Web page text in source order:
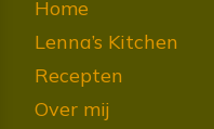
Home
Lenna’s Kitchen
Recepten
Over mij